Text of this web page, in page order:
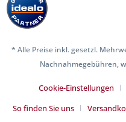
* Alle Preise inkl. gesetzl.
Nachnahmegebühren,
Cookie-Einstellungen
So finden Sie uns